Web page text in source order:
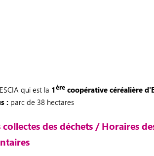
qui est la 1ère coopérative céréalière
: parc de 38 hectares
des déchets / Horaires